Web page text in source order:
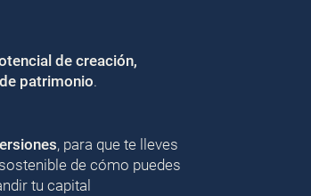
de creación,
patrimonio.
, para que te lleves
de cómo puedes
tu capital